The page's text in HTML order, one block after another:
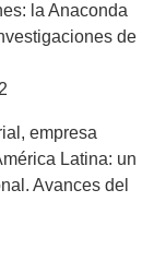
la Anaconda
de
empresa
Latina: un
Avances del